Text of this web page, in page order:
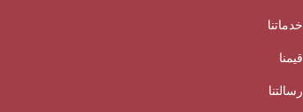
خدماتنا
قيمنا
رسالتنا